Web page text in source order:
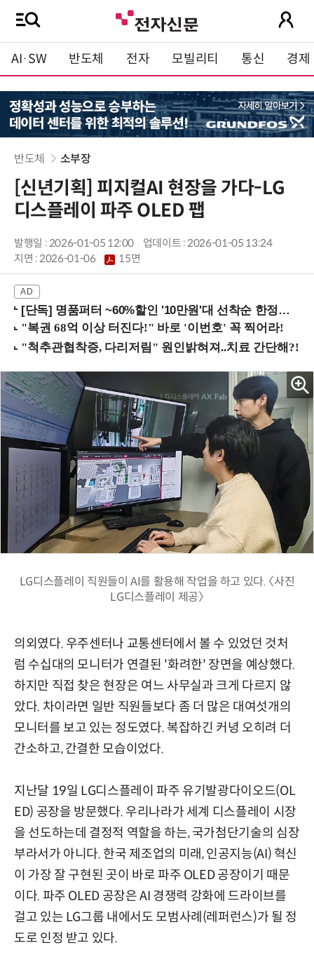
AI·SW 반도체 전자 모빌리티 통신 경제
반도체 소부장
[신년기획] 피지컬AI 현장을 가다-LG
디스플레이 파주 OLED 팹
발행일 : 2026-01-05 12:00
업데이트 : 2026-01-05 13:24
지면 :2026-01-06 15면
[단독] 명품퍼터 ~60%할인 '10만원'대 선착순 한정판매!
LG디스플레이 직원들이 AI를 활용해 작업을 하고 있다. 〈사진
LG디스플레이 제공〉
의외였다. 우주센터나 교통센터에서 볼 수 있었던 것처
럼 수십대의 모니터가 연결된 '화려한' 장면을 예상했다.
하지만 직접 찾은 현장은 여느 사무실과 크게 다르지 않
았다. 차이라면 일반 직원들보다 좀 더 많은 대여섯개의
모니터를 보고 있는 정도였다. 복잡하긴 커녕 오히려 더
간소하고, 간결한 모습이었다.
지난달 19일 LG디스플레이 파주 유기발광다이오드(OL
ED) 공장을 방문했다. 우리나라가 세계 디스플레이 시장
을 선도하는데 결정적 역할을 하는, 국가첨단기술의 심장
부라서가 아니다. 한국 제조업의 미래, 인공지능(AI) 혁신
이 가장 잘 구현된 곳이 바로 파주 OLED 공장이기 때문
이다. 파주 OLED 공장은 AI 경쟁력 강화에 드라이브를
걸고 있는 LG그룹 내에서도 모범사례(레퍼런스)가 될 정
도로 인정 받고 있다.